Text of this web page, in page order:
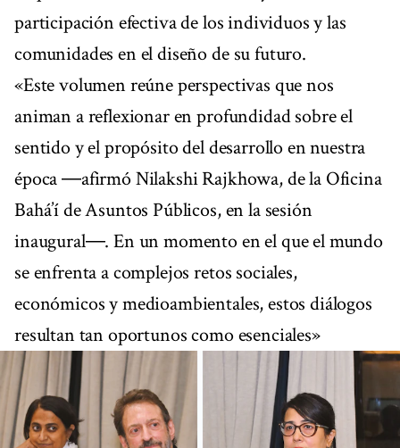
participación efectiva de los individuos y las
comunidades en el diseño de su futuro.
«Este volumen reúne perspectivas que nos
animan a reflexionar en profundidad sobre el
sentido y el propósito del desarrollo en nuestra
época ―afirmó Nilakshi Rajkhowa, de la Oficina
Bahá’í de Asuntos Públicos, en la sesión
inaugural―. En un momento en el que el mundo
se enfrenta a complejos retos sociales,
económicos y medioambientales, estos diálogos
resultan tan oportunos como esenciales»